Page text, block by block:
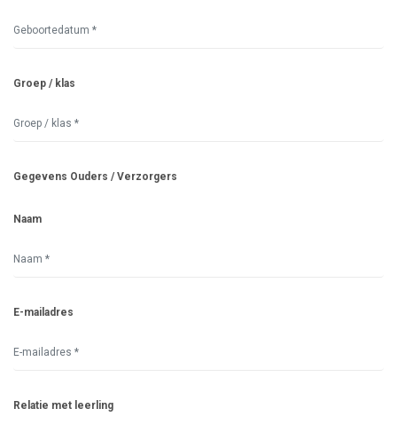
Groep / klas
Gegevens Ouders / Verzorgers
Naam
E-mailadres
Relatie met leerling